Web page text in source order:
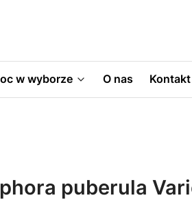
w wyborze O nas Kontakt
puberula